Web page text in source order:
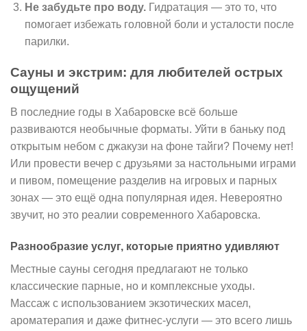
Не забудьте про воду.Гидратация — это то, что
помогает избежать головной боли и усталости после
парилки.
Сауны и экстрим: для любителей острых
ощущений
В последние годы в Хабаровске всё больше
развиваются необычные форматы. Уйти в баньку под
открытым небом с джакузи на фоне тайги? Почему нет!
Или провести вечер с друзьями за настольными играми
и пивом, помещение разделив на игровых и парных
зонах — это ещё одна популярная идея. Невероятно
звучит, но это реалии современного Хабаровска.
Разнообразие услуг, которые приятно удивляют
Местные сауны сегодня предлагают не только
классические парные, но и комплексные уходы.
Массаж с использованием экзотических масел,
ароматерапия и даже фитнес-услуги — это всего лишь